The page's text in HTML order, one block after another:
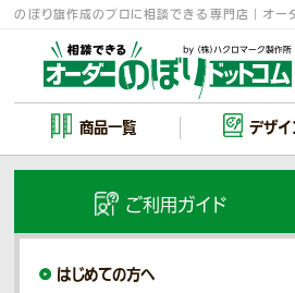
のぼり旗作成のプロに相談できる専門店｜オー
商品一覧 デザ
ご利用ガイド
はじめての方へ